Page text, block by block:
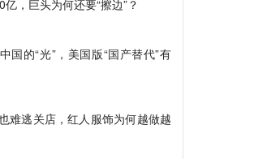
，巨头为何还要“擦边”？
国的“光”，美国版“国产替代”有
难逃关店，红人服饰为何越做越